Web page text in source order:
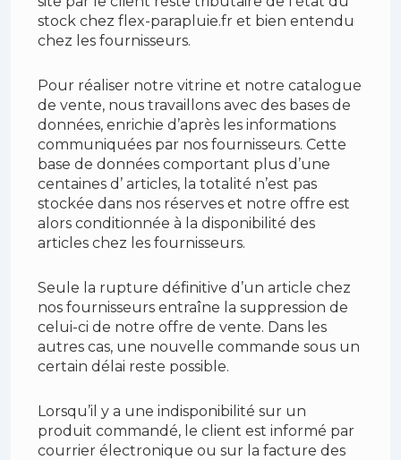
stock chez flex-parapluie.fr et bien entendu
chez les fournisseurs.
Pour réaliser notre vitrine et notre catalogue
de vente, nous travaillons avec des bases de
données, enrichie d’après les informations
communiquées par nos fournisseurs. Cette
base de données comportant plus d’une
centaines d’ articles, la totalité n’est pas
stockée dans nos réserves et notre offre est
alors conditionnée à la disponibilité des
articles chez les fournisseurs.
Seule la rupture définitive d’un article chez
nos fournisseurs entraîne la suppression de
celui-ci de notre offre de vente. Dans les
autres cas, une nouvelle commande sous un
certain délai reste possible.
Lorsqu’il y a une indisponibilité sur un
produit commandé, le client est informé par
courrier électronique ou sur la facture des